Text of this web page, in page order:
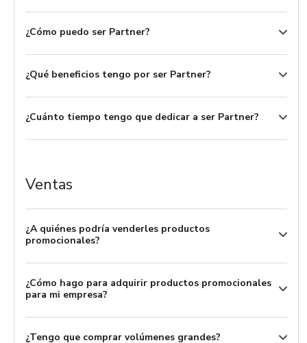
Logo 24hs
Marcas
Catálogos
¿Cómo puedo ser Partner?
¿Qué beneficios tengo por ser Partner?
¿Cuánto tiempo tengo que dedicar a ser Partner?
Ventas
¿A quiénes podría venderles productos
promocionales?
¿Cómo hago para adquirir productos promocionales
para mi empresa?
¿Tengo que comprar volúmenes grandes?